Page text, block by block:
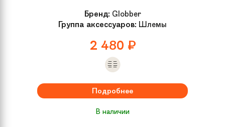
Бренд: Globber
Группа аксессуаров: Шлемы
2 480 ₽
Подробнее
В наличии